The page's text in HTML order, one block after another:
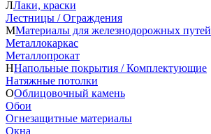
ЛЛаки, краски
Лестницы / Ограждения
ММатериалы для железнодорожных путей
Металлокаркас
Металлопрокат
ННапольные покрытия / Комплектующие
Натяжные потолки
ООблицовочный камень
Обои
Огнезащитные материалы
Окна